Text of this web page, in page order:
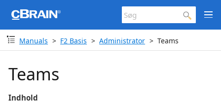
Manuals F2 Basis Administrator Teams
Teams
Indhold